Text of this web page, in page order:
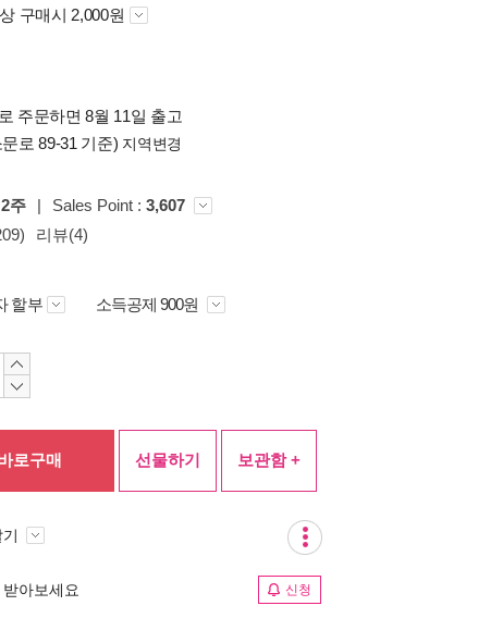
구매시 2,000원
주문하면 8월 11일 출고
로 89-31 기준) 지역변경
2주 | Sales Point : 3,607
리뷰(4)
할부 소득공제 900원
로구매 선물하기 보관함 +
아보세요 신청